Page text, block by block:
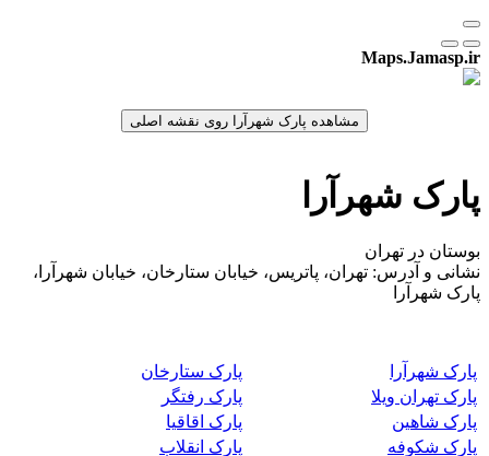
Maps.Jamasp.ir
پارک شهرآرا
بوستان در تهران
نشانی و آدرس: تهران، پاتریس، خیابان ستارخان، خیابان شهرآرا،
پارک شهرآرا
پارک شهرآرا
پارک ستارخان
پارک تهران ویلا
پارک رفتگر
پارک شاهین
پارک اقاقیا
پارک شکوفه
پارک انقلاب